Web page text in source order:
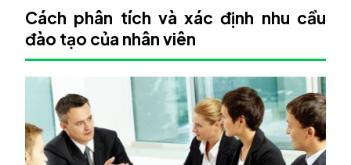
Cách phân tích và xác định nhu cầu
đào tạo của nhân viên